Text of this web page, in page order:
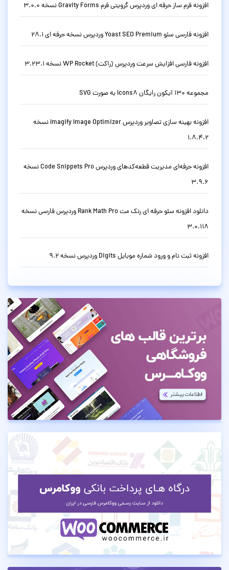
افزونه فرم ساز حرفه ای وردپرس گرویتی فرم Gravity Forms نسخه 3.0.0
افزونه فارسی سئو Yoast SEO Premium وردپرس نسخه حرفه ای 28.1
افزونه فارسی افزایش سرعت وردپرس (راکت) WP Rocket نسخه 3.23.1
مجموعه 130 آیکون رایگان Icons8 به صورت SVG
افزونه بهینه سازی تصاویر وردپرس Imagify Image Optimizer نسخه
1.8.4.2
افزونه حرفه‌ای مدیریت قطعه‌کدهای وردپرس Code Snippets Pro نسخه
3.9.6
دانلود افزونه سئو حرفه ای رنک مث Rank Math Pro وردپرس فارسی نسخه
3.0.118
افزونه ثبت نام و ورود شماره موبایل Digits وردپرس نسخه 9.2